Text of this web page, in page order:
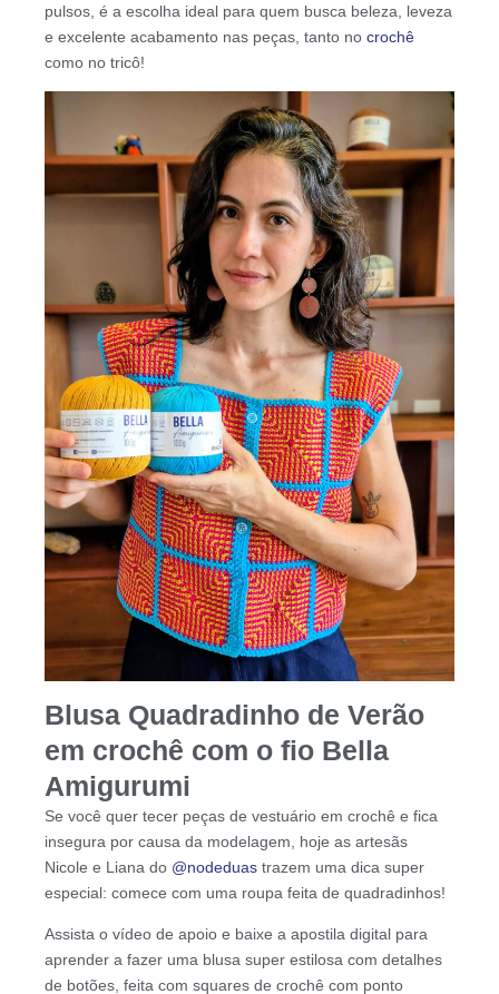
pulsos, é a escolha ideal para quem busca beleza, leveza
e excelente acabamento nas peças, tanto no crochê
como no tricô!
Blusa Quadradinho de Verão
em crochê com o fio Bella
Amigurumi
Se você quer tecer peças de vestuário em crochê e fica
insegura por causa da modelagem, hoje as artesãs
Nicole e Liana do @nodeduas trazem uma dica super
especial: comece com uma roupa feita de quadradinhos!
Assista o vídeo de apoio e baixe a apostila digital para
aprender a fazer uma blusa super estilosa com detalhes
de botões, feita com squares de crochê com ponto